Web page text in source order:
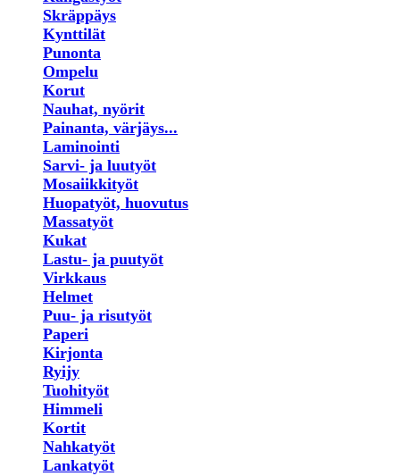
Skräppäys
Kynttilät
Punonta
Ompelu
Korut
Nauhat, nyörit
Painanta, värjäys...
Laminointi
Sarvi- ja luutyöt
Mosaiikkityöt
Huopatyöt, huovutus
Massatyöt
Kukat
Lastu- ja puutyöt
Virkkaus
Helmet
Puu- ja risutyöt
Paperi
Kirjonta
Ryijy
Tuohityöt
Himmeli
Kortit
Nahkatyöt
Lankatyöt